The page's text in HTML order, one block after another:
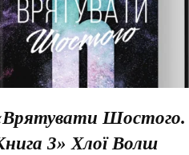
Шостого.
3» Хлої Волш